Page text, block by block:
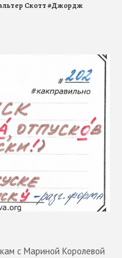
Скотт#Джордж
с Мариной Королевой